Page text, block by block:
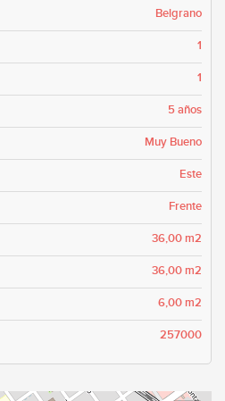
Belgrano
1
1
5 años
Muy Bueno
Este
Frente
36,00 m2
36,00 m2
6,00 m2
257000